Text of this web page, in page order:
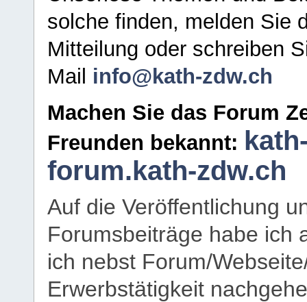
solche finden, melden Sie
Mitteilung oder schreiben
Mail info@kath-zdw.ch
Machen Sie das Forum
Freunden bekannt:
forum.kath-zdw.ch
Auf die Veröffentlichung
Forumsbeiträge habe ich
ich nebst Forum/
Erwerbstätigkeit